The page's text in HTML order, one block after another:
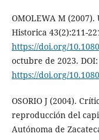
OMOLEWA M (2007).
Historica 43(2):211-
https://doi.org/
octubre de 2023. DOI:
https://doi.org/
OSORIO J (2004).
reproducción del
Autónoma de